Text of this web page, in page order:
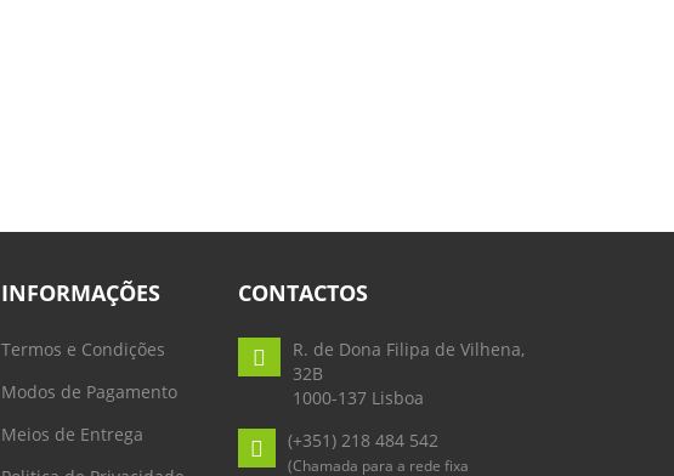
INFORMAÇÕES
Termos e Condições
Modos de Pagamento
Meios de Entrega
CONTACTOS
R. de Dona Filipa de Vilhena,
32B
1000-137 Lisboa
(+351) 218 484 542
(Chamada para a rede fixa